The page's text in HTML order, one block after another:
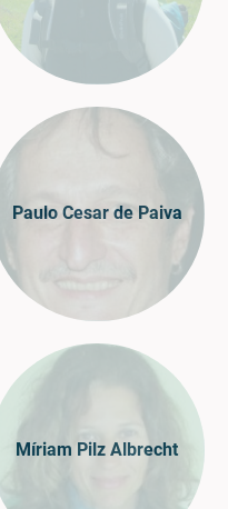
Paulo Cesar de Paiva
Míriam Pilz Albrecht